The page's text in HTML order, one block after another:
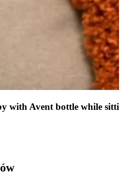
with Avent bottle while